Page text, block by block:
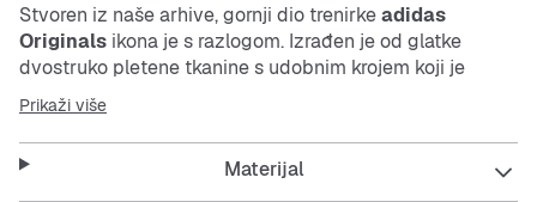
Stvoren iz naše arhive, gornji dio trenirkeadidas
Originals ikona je s razlogom. Izrađen je od glatke
dvostruko pletene tkanine s udobnim krojem koji je
savršen za slojevito oblačenje. Uparite ga s
odgovarajućim hlačama za upotpunjen izgled koji
podsjeća na retro sportski stil ili ga nosite s omiljenim
trapericama za opušteniji stil.
Prikaži više
Materijal